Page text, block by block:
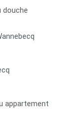
douche
appartement